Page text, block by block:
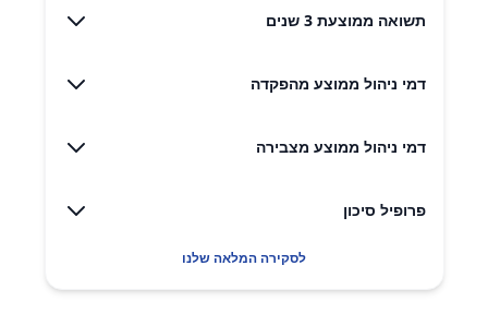
תשואה ממוצעת 3 שנים
דמי ניהול ממוצע מהפקדה
דמי ניהול ממוצע מצבירה
פרופיל סיכון
לסקירה המלאה שלנו